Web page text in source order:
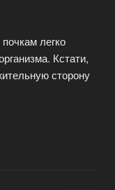
легко
Кстати,
сторону